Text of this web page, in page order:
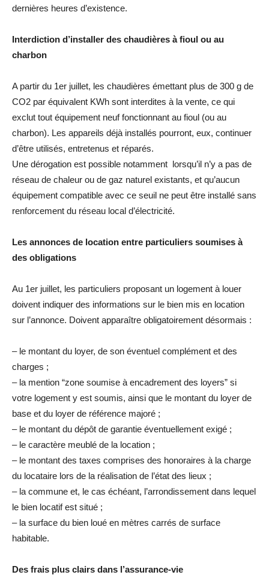
dernières heures d’existence.
Interdiction d’installer des chaudières à fioul ou au
charbon
A partir du 1er juillet, les chaudières émettant plus de 300 g de
CO2 par équivalent KWh sont interdites à la vente, ce qui
exclut tout équipement neuf fonctionnant au fioul (ou au
charbon). Les appareils déjà installés pourront, eux, continuer
d’être utilisés, entretenus et réparés.
Une dérogation est possible notamment lorsqu’il n’y a pas de
réseau de chaleur ou de gaz naturel existants, et qu’aucun
équipement compatible avec ce seuil ne peut être installé sans
renforcement du réseau local d’électricité.
Les annonces de location entre particuliers soumises à
des obligations
Au 1er juillet, les particuliers proposant un logement à louer
doivent indiquer des informations sur le bien mis en location
sur l’annonce. Doivent apparaître obligatoirement désormais :
– le montant du loyer, de son éventuel complément et des
charges ;
– la mention “zone soumise à encadrement des loyers” si
votre logement y est soumis, ainsi que le montant du loyer de
base et du loyer de référence majoré ;
– le montant du dépôt de garantie éventuellement exigé ;
– le caractère meublé de la location ;
– le montant des taxes comprises des honoraires à la charge
du locataire lors de la réalisation de l’état des lieux ;
– la commune et, le cas échéant, l’arrondissement dans lequel
le bien locatif est situé ;
– la surface du bien loué en mètres carrés de surface
habitable.
Des frais plus clairs dans l’assurance-vie